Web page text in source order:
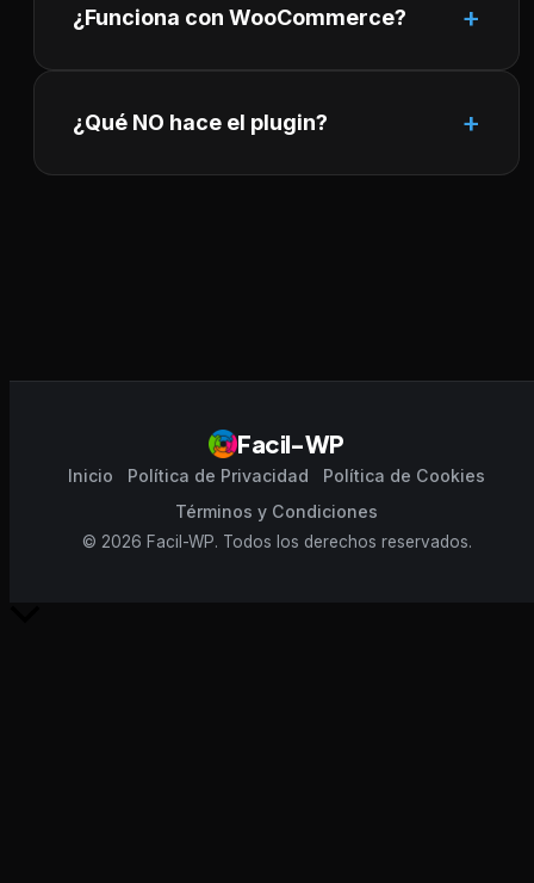
¿Funciona con WooCommerce?
¿Qué NO hace el plugin?
Facil-WP
Inicio Política de Privacidad
Política de Cookies
Términos y Condiciones
© 2026 Facil-WP. Todos los derechos reservados.